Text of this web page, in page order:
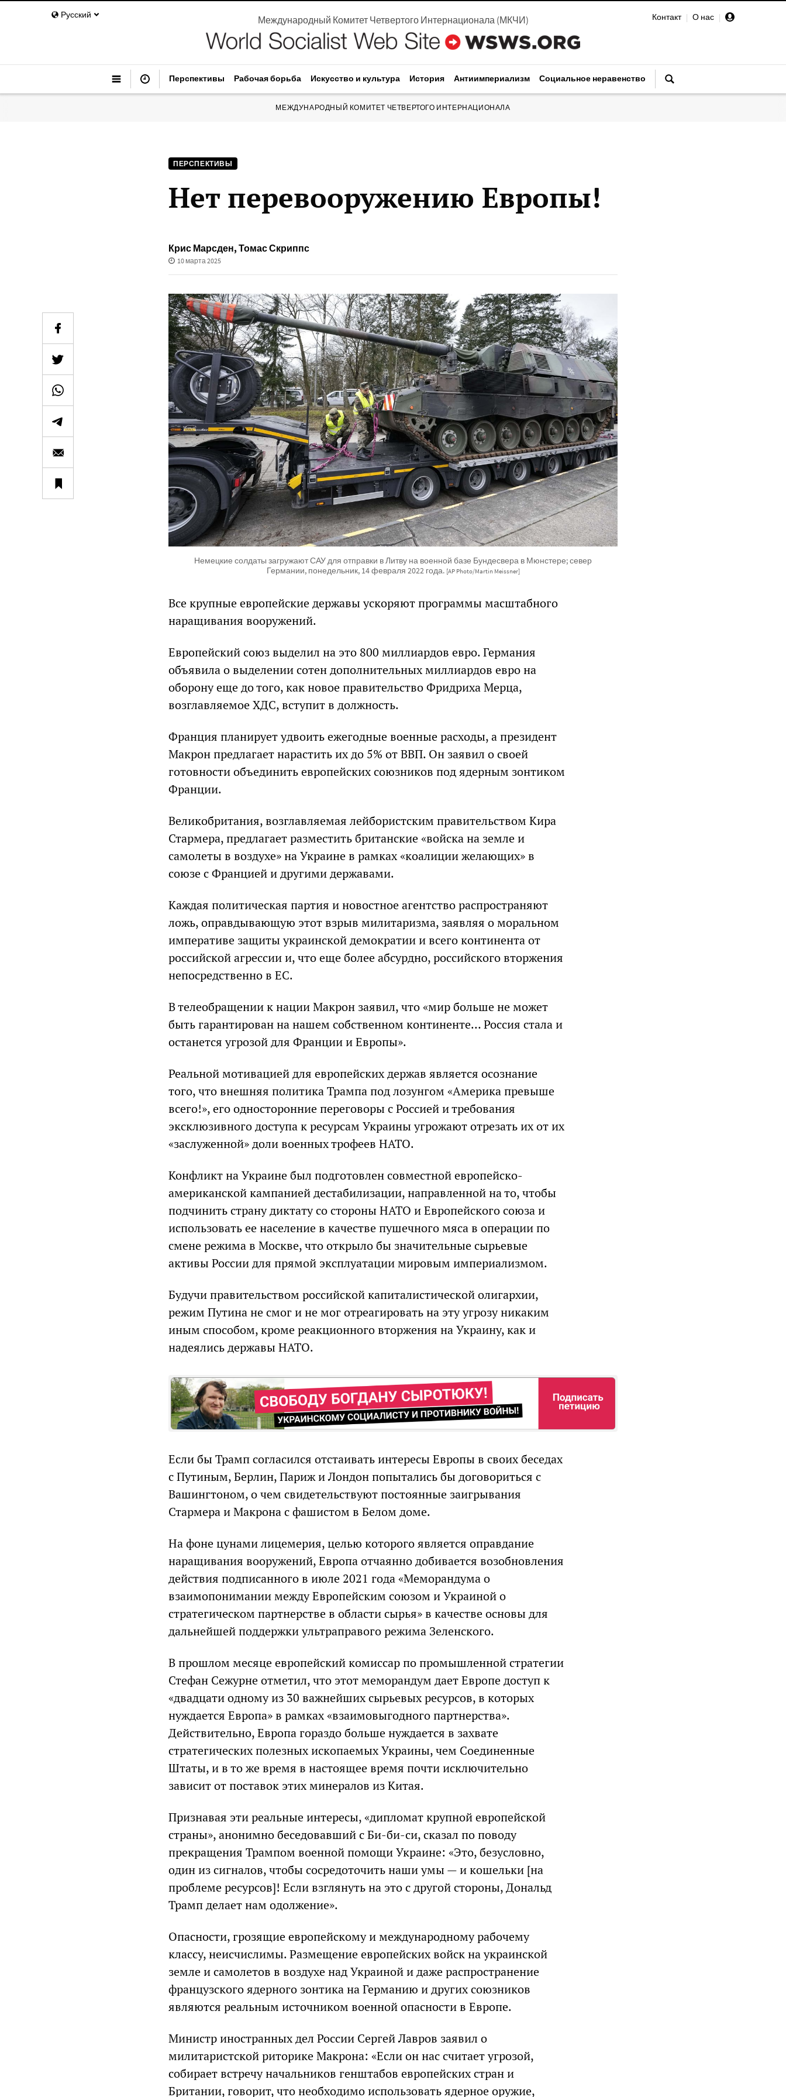
Русский Контакт | О нас |
Международный Комитет Четвертого Интернационала(МКЧИ)
Перспективы Рабочая борьба Искусство и культура История Антиимпериализм Социальное неравенство
МЕЖДУНАРОДНЫЙ КОМИТЕТ ЧЕТВЕРТОГО ИНТЕРНАЦИОНАЛА
ПЕРСПЕКТИВЫ
Нет перевооружению Европы!
Крис Марсден, Томас Скриппс
10 марта 2025
Немецкие солдаты загружают САУ для отправки в Литву на военной базе Бундесвера в Мюнстере; север
Германии, понедельник, 14 февраля 2022 года. [AP Photo/Martin Meissner]
Все крупные европейские державы ускоряют программы масштабного
наращивания вооружений.
Европейский союз выделил на это 800 миллиардов евро. Германия
объявила о выделении сотен дополнительных миллиардов евро на
оборону еще до того, как новое правительство Фридриха Мерца,
возглавляемое ХДС, вступит в должность.
Франция планирует удвоить ежегодные военные расходы, а президент
Макрон предлагает нарастить их до 5% от ВВП. Он заявил о своей
готовности объединить европейских союзников под ядерным зонтиком
Франции.
Великобритания, возглавляемая лейбористским правительством Кира
Стармера, предлагает разместить британские «войска на земле и
самолеты в воздухе» на Украине в рамках «коалиции желающих» в
союзе с Францией и другими державами.
Каждая политическая партия и новостное агентство распространяют
ложь, оправдывающую этот взрыв милитаризма, заявляя о моральном
императиве защиты украинской демократии и всего континента от
российской агрессии и, что еще более абсурдно, российского вторжения
непосредственно в ЕС.
В телеобращении к нации Макрон заявил, что «мир больше не может
быть гарантирован на нашем собственном континенте… Россия стала и
останется угрозой для Франции и Европы».
Реальной мотивацией для европейских держав является осознание
того, что внешняя политика Трампа под лозунгом «Америка превыше
всего!», его односторонние переговоры с Россией и требования
эксклюзивного доступа к ресурсам Украины угрожают отрезать их от их
«заслуженной» доли военных трофеев НАТО.
Конфликт на Украине был подготовлен совместной европейско-
американской кампанией дестабилизации, направленной на то, чтобы
подчинить страну диктату со стороны НАТО и Европейского союза и
использовать ее население в качестве пушечного мяса в операции по
смене режима в Москве, что открыло бы значительные сырьевые
активы России для прямой эксплуатации мировым империализмом.
Будучи правительством российской капиталистической олигархии,
режим Путина не смог и не мог отреагировать на эту угрозу никаким
иным способом, кроме реакционного вторжения на Украину, как и
надеялись державы НАТО.
Если бы Трамп согласился отстаивать интересы Европы в своих беседах
с Путиным, Берлин, Париж и Лондон попытались бы договориться с
Вашингтоном, о чем свидетельствуют постоянные заигрывания
Стармера и Макрона с фашистом в Белом доме.
На фоне цунами лицемерия, целью которого является оправдание
наращивания вооружений, Европа отчаянно добивается возобновления
действия подписанного в июле 2021 года «Меморандума о
взаимопонимании между Европейским союзом и Украиной о
стратегическом партнерстве в области сырья» в качестве основы для
дальнейшей поддержки ультраправого режима Зеленского.
В прошлом месяце европейский комиссар по промышленной стратегии
Стефан Сежурне отметил, что этот меморандум дает Европе доступ к
«двадцати одному из 30 важнейших сырьевых ресурсов, в которых
нуждается Европа» в рамках «взаимовыгодного партнерства».
Действительно, Европа гораздо больше нуждается в захвате
стратегических полезных ископаемых Украины, чем Соединенные
Штаты, и в то же время в настоящее время почти исключительно
зависит от поставок этих минералов из Китая.
Признавая эти реальные интересы, «дипломат крупной европейской
страны», анонимно беседовавший с Би-би-си, сказал по поводу
прекращения Трампом военной помощи Украине: «Это, безусловно,
один из сигналов, чтобы сосредоточить наши умы — и кошельки [на
проблеме ресурсов]! Если взглянуть на это с другой стороны, Дональд
Трамп делает нам одолжение».
Опасности, грозящие европейскому и международному рабочему
классу, неисчислимы. Размещение европейских войск на украинской
земле и самолетов в воздухе над Украиной и даже распространение
французского ядерного зонтика на Германию и других союзников
являются реальным источником военной опасности в Европе.
Министр иностранных дел России Сергей Лавров заявил о
милитаристской риторике Макрона: «Если он нас считает угрозой,
собирает встречу начальников генштабов европейских стран и
Британии, говорит, что необходимо использовать ядерное оружие,